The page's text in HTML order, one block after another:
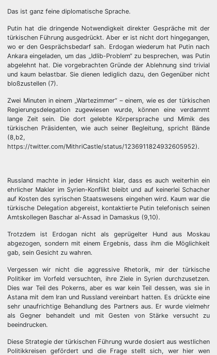
Das ist ganz feine diplomatische Sprache.
Putin hat die dringende Notwendigkeit direkter Gespräche mit der
türkischen Führung ausgedrückt. Aber er ist nicht dort hingegangen,
wo er den Gesprächsbedarf sah. Erdogan wiederum hat Putin nach
Ankara eingeladen, um das „Idlib-Problem“ zu besprechen, was Putin
abgelehnt hat. Die vorgebrachten Gründe der Ablehnung sind trivial
und kaum belastbar. Sie dienen lediglich dazu, den Gegenüber nicht
bloßzustellen (7).
Zwei Minuten in einem „Wartezimmer“ – einem, wie es der türkischen
Regierungsdelegation zugewiesen wurde, können eine verdammt
lange Zeit sein. Die dort gelebte Körpersprache und Mimik des
türkischen Präsidenten, wie auch seiner Begleitung, spricht Bände
(8,b2,
https://twitter.com/MithriCastle/status/1236911824932605952).
Russland machte in jeder Hinsicht klar, dass es auch weiterhin ein
ehrlicher Makler im Syrien-Konflikt bleibt und auf keinerlei Schacher
auf Kosten des syrischen Staatswesens eingehen wird. Kaum war die
türkische Delegation abgereist, kontaktierte Putin telefonisch seinen
Amtskollegen Baschar al-Assad in Damaskus (9,10).
Trotzdem ist Erdogan nicht als geprügelter Hund aus Moskau
abgezogen, sondern mit einem Ergebnis, dass ihm die Möglichkeit
gab, sein Gesicht zu wahren.
Vergessen wir nicht die aggressive Rhetorik, mir der türkische
Politiker im Vorfeld versuchten, ihre Ziele in Syrien durchzusetzen.
Dies war Teil des Pokerns, aber es war kein Teil dessen, was sie in
Astana mit dem Iran und Russland vereinbart hatten. Es drückte eine
sehr unaufrichtige Behandlung des Partners aus. Er wurde vielmehr
als Gegner behandelt und mit Gesten von Stärke versucht zu
beeindrucken.
Diese Strategie der türkischen Führung wurde dosiert aus westlichen
Politikkreisen gefördert und die Frage stellt sich, wer hier wen